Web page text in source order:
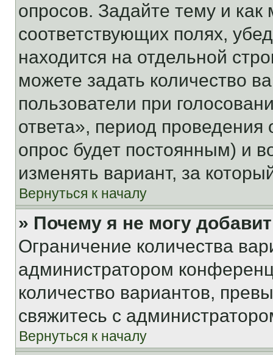
опросов. Задайте тему и
соответствующих полях,
находится на отдельной
можете задать количество
пользователи при
ответа», период проведения
опрос будет постоянным) и
изменять вариант, за
Вернуться к началу
» Почему я не могу
Ограничение количества
администратором
количество вариантов,
свяжитесь с
Вернуться к началу